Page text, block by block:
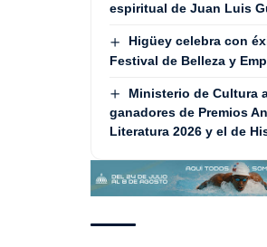
espiritual de Juan Luis
Higüey celebra con
Festival de Belleza y
Ministerio de Cultura
ganadores de Premios
Literatura 2026 y el de